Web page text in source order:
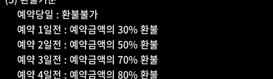
예약당일 : 환불불가
예약 1일전 : 예약금액의 30% 환불
예약 2일전 : 예약금액의 50% 환불
예약 3일전 : 예약금액의 70% 환불
예약 4일전 : 예약금액의 80% 환불